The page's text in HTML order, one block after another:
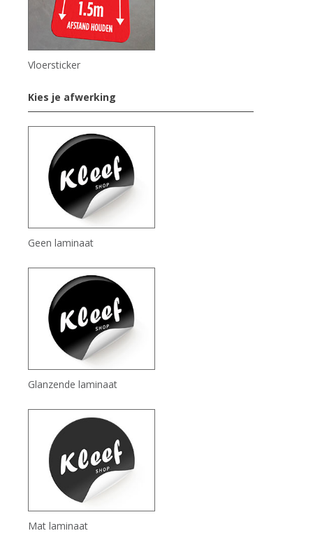
Vloersticker
Kies je afwerking
Geen laminaat
Glanzende laminaat
Mat laminaat